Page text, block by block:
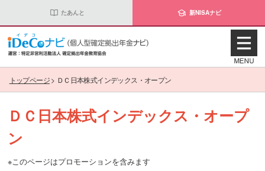
たあんと 新NISAナビ
トップページ> ＤＣ日本株式インデックス・オープン
ＤＣ日本株式インデックス・オープ
ン
※このページはプロモーションを含みます